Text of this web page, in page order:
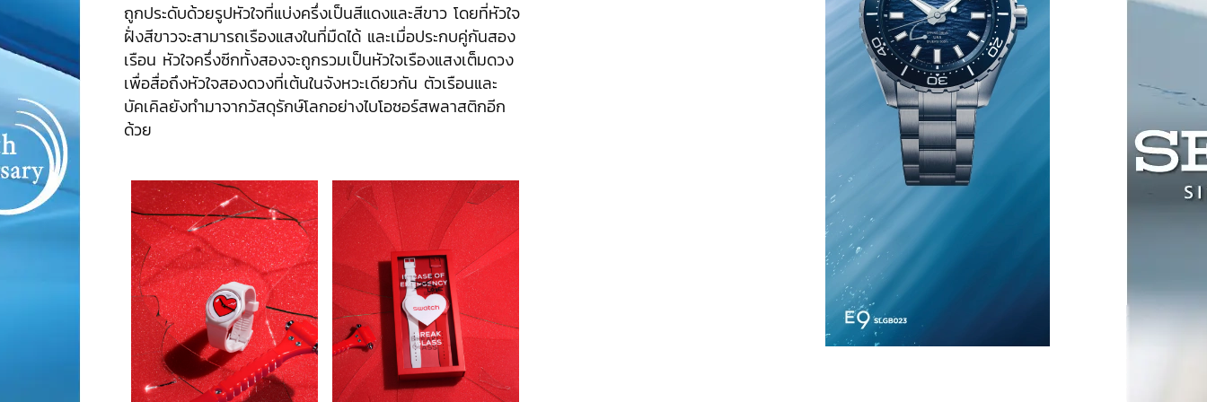
ถูกประดับด้วยรูปหัวใจที่แบ่งครึ่งเป็นสีแดงและสีขาว โดยที่หัวใจ
ฝั่งสีขาวจะสามารถเรืองแสงในที่มืดได้ และเมื่อประกบคู่กันสอง
เรือน หัวใจครึ่งซีกทั้งสองจะถูกรวมเป็นหัวใจเรืองแสงเต็มดวง
เพื่อสื่อถึงหัวใจสองดวงที่เต้นในจังหวะเดียวกัน ตัวเรือนและ
บัคเคิลยังทำมาจากวัสดุรักษ์โลกอย่างไบโอซอร์สพลาสติกอีก
ด้วย